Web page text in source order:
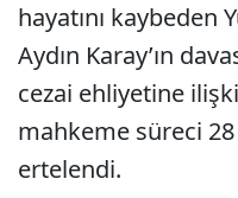
hayatını kaybeden
Aydın Karay’ın
cezai ehliyetine
mahkeme süreci
ertelendi.